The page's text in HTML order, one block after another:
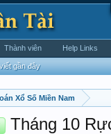
Xổ Số Miền Nam
Tháng 10
gần đây
Thành viên Help Links